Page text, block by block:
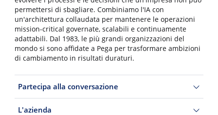
permettersi di sbagliare. Combiniamo l'IA con
un'architettura collaudata per mantenere le operazioni
mission-critical governate, scalabili e continuamente
adattabili. Dal 1983, le più grandi organizzazioni del
mondo si sono affidate a Pega per trasformare ambizioni
di cambiamento in risultati duraturi.
Partecipa alla conversazione
L'azienda